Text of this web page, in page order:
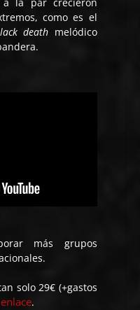
como es el
death melódico
más grupos
solo 29€ (+gastos
enlace.